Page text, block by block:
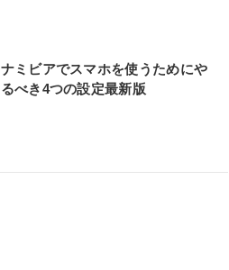
ナミビアでスマホを使うためにや
るべき4つの設定最新版